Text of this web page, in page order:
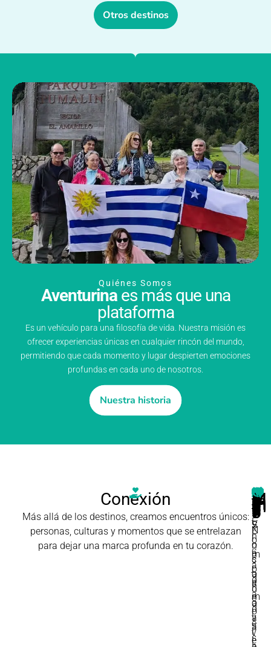
Otros destinos
Quiénes Somos
Aventurinaes más que una
plataforma
Es un vehículo para una filosofía de vida. Nuestra misión es
ofrecer experiencias únicas en cualquier rincón del mundo,
permitiendo que cada momento y lugar despierten emociones
profundas en cada uno de nosotros.
Nuestra historia
Conexión
Más allá de los destinos, creamos encuentros únicos:
personas, culturas y momentos que se entrelazan
para dejar una marca profunda en tu corazón.
Magia
E
n
c
a
d
a
d
e
s
Renacimiento
N
o
s
o
l
o
v
i
Armonía
V
i
a
j
a
m
o
s
e
Alquimia
S
o
m
o
s
e
l
a
l
Metamorfosis
E
n
c
a
d
a
a
v